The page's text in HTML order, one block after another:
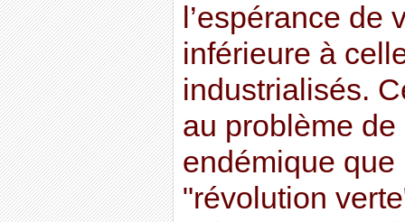
l’espérance de
inférieure à
industrialisés.
au problème
endémique que
"révolution